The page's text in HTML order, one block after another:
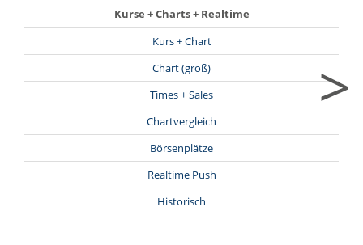
Kurse + Charts + Realtime
Kurs + Chart
Chart (groß)
Times + Sales
Chartvergleich
Börsenplätze
Realtime Push
Historisch
>